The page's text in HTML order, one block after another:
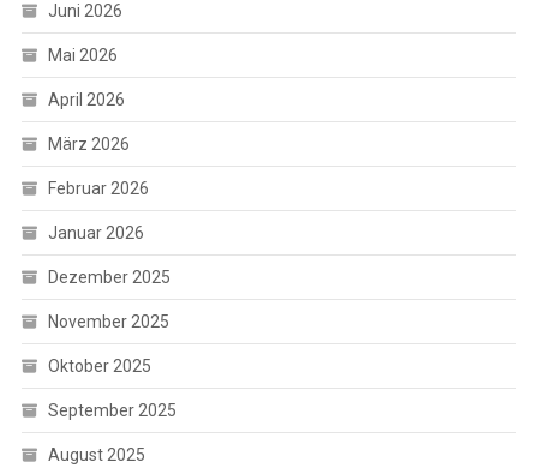
Juni 2026
Mai 2026
April 2026
März 2026
Februar 2026
Januar 2026
Dezember 2025
November 2025
Oktober 2025
September 2025
August 2025